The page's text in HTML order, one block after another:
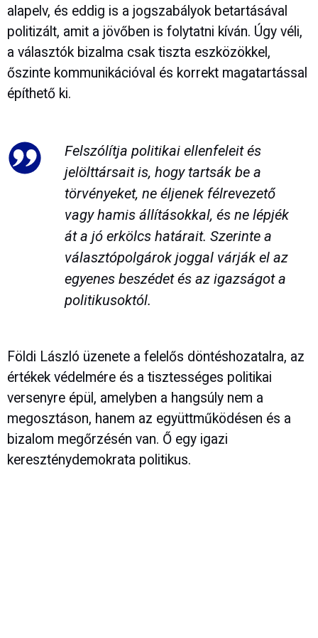
alapelv, és eddig is a jogszabályok betartásával
politizált, amit a jövőben is folytatni kíván. Úgy véli,
a választók bizalma csak tiszta eszközökkel,
őszinte kommunikációval és korrekt magatartással
építhető ki.
Felszólítja politikai ellenfeleit és
jelölttársait is, hogy tartsák be a
törvényeket, ne éljenek félrevezető
vagy hamis állításokkal, és ne lépjék
át a jó erkölcs határait. Szerinte a
választópolgárok joggal várják el az
egyenes beszédet és az igazságot a
politikusoktól.
Földi László üzenete a felelős döntéshozatalra, az
értékek védelmére és a tisztességes politikai
versenyre épül, amelyben a hangsúly nem a
megosztáson, hanem az együttműködésen és a
bizalom megőrzésén van. Ő egy igazi
kereszténydemokrata politikus.